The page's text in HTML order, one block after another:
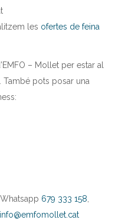
les ofertes de feina
– Mollet per estar al
També pots posar una
679 333 158
info@emfomollet.cat